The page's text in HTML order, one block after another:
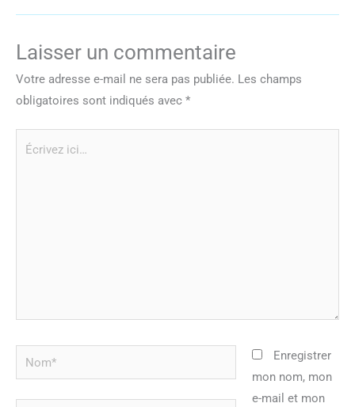
Laisser un commentaire
Votre adresse e-mail ne sera pas publiée. Les champs
obligatoires sont indiqués avec *
Nom*
Enregistrer
mon nom, mon
e-mail et mon